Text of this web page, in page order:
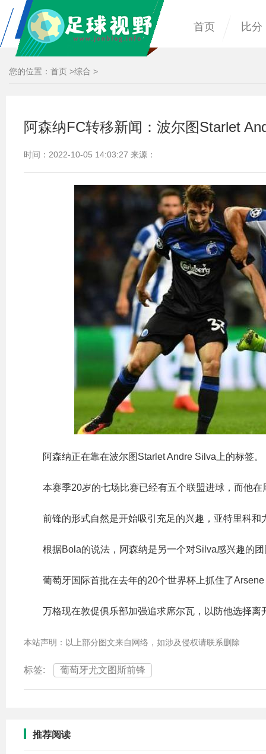
首页 比分
您的位置： 首页 >综合 >
阿森纳FC转移新闻：波尔图Starlet
时间：2022-10-05 14:03:27 来源：
阿森纳正在靠在波尔图Starlet Andre Silva上的标签。
本赛季20岁的七场比赛已经有五个联盟进球，而他
前锋的形式自然是开始吸引充足的兴趣，亚特里科
根据Bola的说法，阿森纳是另一个对Silva感兴趣的
葡萄牙国际首批在去年的20个世界杯上抓住了
万格现在敦促俱乐部加强追求席尔瓦，以防他选择离
本站声明：以上部分图文来自网络，如涉及侵权请联系删除
标签: 葡萄牙尤文图斯前锋
推荐阅读